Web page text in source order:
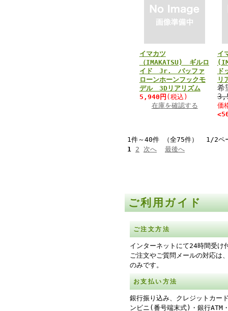
イマカツ
（IMAKATSU) ギルロ
イド Jr. バッファ
ローンホーンフックモ
デル 3Dリアリズム
5,940円 (税込)
在庫を確認する
イ
ド
リ
希
価
1件～40件 （全75件） 1/2ペ
1 2 次へ 最後へ
ご利用ガイド
ご注文方法
インターネットにて24時間受け
ご注文やご質問メールの対応は
のみです。
お支払い方法
銀行振り込み、クレジットカー
ンビニ(番号端末式)・銀行ATM